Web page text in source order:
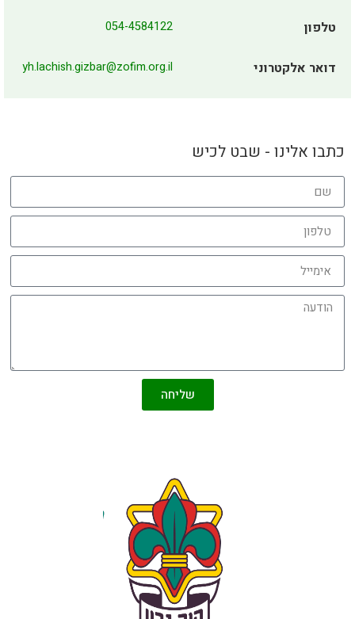
טלפון 054-4584122
דואר אלקטרוני yh.lachish.gizbar@zofim.org.il
כתבו אלינו - שבט לכיש
שליחה